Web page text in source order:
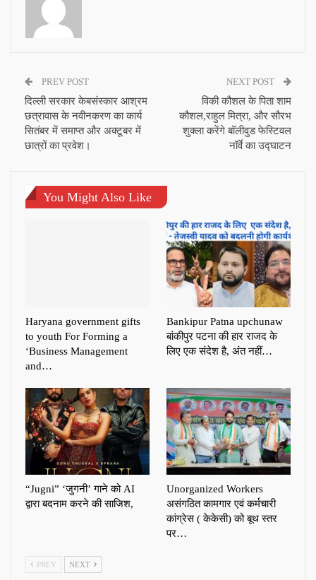
PREV POST
दिल्ली सरकार केबसंस्कार आश्रम
छत्रावास के नवीनकरण का कार्य
सितंबर में समाप्त और अक्टूबर में
छात्रों का प्रवेश।
NEXT POST
विकी कौशल के पिता शाम
कौशल,राहुल मित्रा, और सौरभ
शुक्ला करेंगे बॉलीवुड फेस्टिवल
नॉर्वे का उद्घाटन
You Might Also Like
Haryana government gifts
to youth For Forming a
‘Business Management
and…
Bankipur Patna upchunaw
बांकीपुर पटना की हार राजद के
लिए एक संदेश है, अंत नहीं…
“Jugni” ‘जुगनी’ गाने को AI
द्वारा बदनाम करने की साजिश,
Unorganized Workers
असंगठित कामगार एवं कर्मचारी
कांग्रेस ( केकेसी) को बूथ स्तर
पर…
PREV NEXT